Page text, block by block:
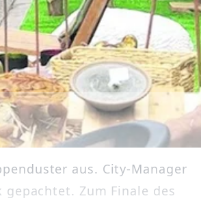
aus. City-Manager
Zum Finale des